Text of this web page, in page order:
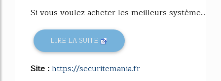
Si vous voulez acheter les meilleurs système...
LIRE LA SUITE
Site :https://securitemania.fr